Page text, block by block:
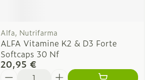
Alfa, Nutrifarma
ALFA Vitamine K2 & D3 Forte
Softcaps 30 Nf
20,95 €
Quantité